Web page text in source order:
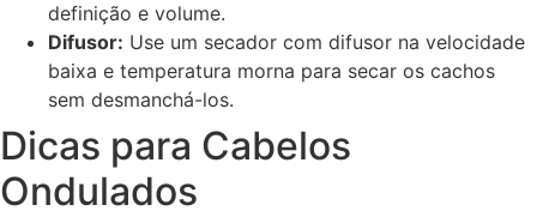
definição e volume.
Difusor: Use um secador com difusor na velocidade
baixa e temperatura morna para secar os cachos
sem desmanchá-los.
Dicas para Cabelos
Ondulados